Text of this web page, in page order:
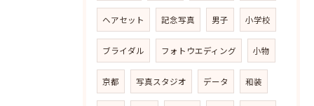
ヘアセット 記念写真 男子 小学校
ブライダル フォトウエディング 小物
京都 写真スタジオ データ 和装